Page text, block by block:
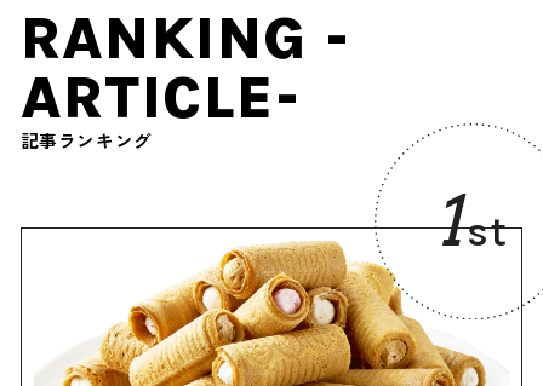
RANKING -
ARTICLE-
記事ランキング
1st